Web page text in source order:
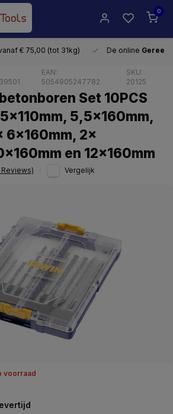
0
€ 75,00 (tot 31kg) De online
EAN:
5054905247782
SKU:
20125
Set 10PCS
5,5x160mm,
6x160mm, 2x
en 12x160mm
Reviews) Vergelijk
voorraad